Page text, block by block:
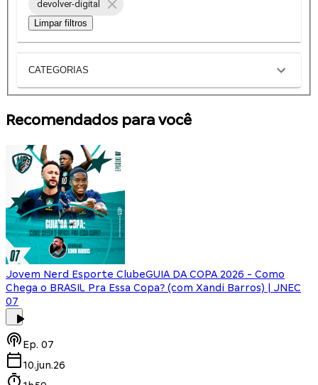
devolver-digital
Limpar filtros
CATEGORIAS
Recomendados para você
Jovem Nerd Esporte ClubeGUIA DA COPA 2026 - Como
Chega o BRASIL Pra Essa Copa? (com Xandi Barros) | JNEC
07
Ep. 07
10.jun.26